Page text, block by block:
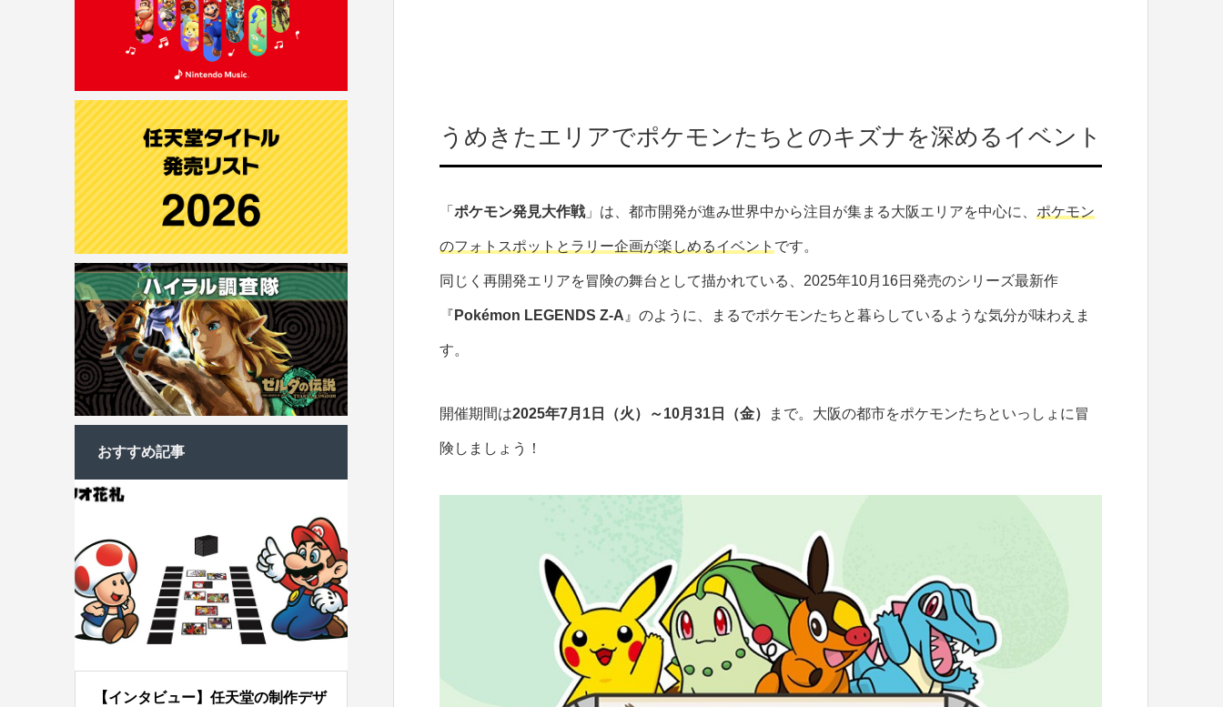
うめきたエリアでポケモンたちとのキズナを深めるイベント
「 ポケモン発見大作戦」は、都市開発が進み世界中から注目が集まる大阪エリアを中心に、 ポケモン
のフォトスポットとラリー企画が楽しめるイベント です。
同じく再開発エリアを冒険の舞台として描かれている、2025年10月16日発売のシリーズ最新作
『 Pokémon LEGENDS Z-A 』のように、まるでポケモンたちと暮らしているような気分が味わえま
す。
開催期間は2025年7月1日（火）～10月31日（金） まで。大阪の都市をポケモンたちといっしょに冒
険しましょう！
おすすめ記事
【インタビュー】任天堂の制作デザ